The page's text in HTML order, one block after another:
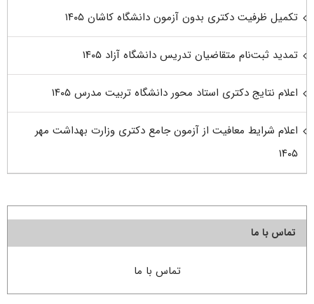
تکمیل ظرفیت دکتری بدون آزمون دانشگاه کاشان ۱۴۰۵
تمدید ثبت‌نام متقاضیان تدریس دانشگاه آزاد ۱۴۰۵
اعلام نتایج دکتری استاد محور دانشگاه تربیت مدرس ۱۴۰۵
اعلام شرایط معافیت از آزمون جامع دکتری وزارت بهداشت مهر
۱۴۰۵
تماس با ما
تماس با ما